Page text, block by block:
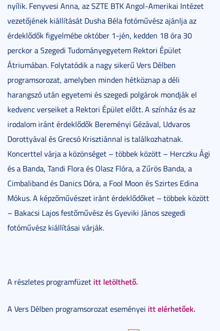
nyílik. Fenyvesi Anna, az SZTE BTK Angol-Amerikai Intézet
vezetőjének kiállítását Dusha Béla fotóművész ajánlja az
érdeklődők figyelmébe október 1-jén, kedden 18 óra 30
perckor a Szegedi Tudományegyetem Rektori Épület
Átriumában. Folytatódik a nagy sikerű Vers Délben
programsorozat, amelyben minden hétköznap a déli
harangszó után egyetemi és szegedi polgárok mondják el
kedvenc verseiket a Rektori Épület előtt. A színház és az
irodalom iránt érdeklődők Bereményi Gézával, Udvaros
Dorottyával és Grecsó Krisztiánnal is találkozhatnak.
Koncerttel várja a közönséget – többek között – Herczku Ági
és a Banda, Tandi Flora és Olasz Flóra, a Zűrös Banda, a
Cimbaliband és Danics Dóra, a Fool Moon és Szirtes Edina
Mókus. A képzőművészet iránt érdeklődőket – többek között
– Bakacsi Lajos festőművész és Gyeviki János szegedi
fotóművész kiállításai várják.
A részletes programfüzet itt letölthető.
A Vers Délben programsorozat eseményei itt elérhetőek.